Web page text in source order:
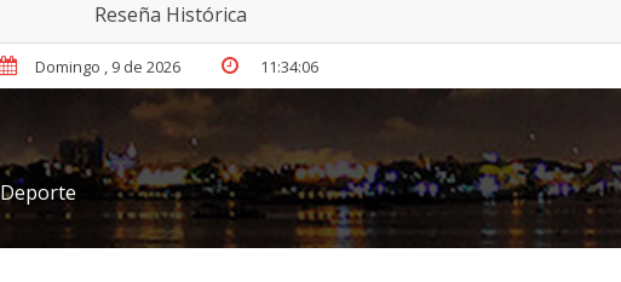
Reseña Histórica
Domingo , 9 de 2026 11:34:07
Deporte